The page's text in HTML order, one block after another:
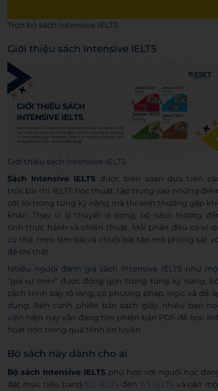
Trọn bộ sách Intensive IELTS
Giới thiệu sách Intensive IELTS
Giới thiệu sách Intensive IELTS
Sách Intensive IELTS được biên soạn dựa trên
trúc bài thi IELTS học thuật, tập trung vào những
cốt lõi trong từng kỹ năng mà thí sinh thường gặp
khăn. Thay vì lý thuyết d dòng, bộ sách hướng
tính thực hành và chiến thuật. Mỗi phần đều có ví
cụ thể, mẹo làm bài và chuỗi bài tập mô phỏng sát
đề thi thật.
Nhiều người đánh giá sách Intensive IELTS như
“gia sư mini” được đóng gọn trong từng kỹ năng,
cách trình bày rõ ràng, có phương pháp, logic và dễ
dụng. Bên cạnh phiên bản sách giấy, nhiều bạn
viên hiện nay vẫn đang tìm phiên bản PDF để học
hoạt hơn trong quá trình ôn luyện.
Bộ sách này dành cho ai
Bộ sách Intensive IELTS phù hợp với người học
đặt mục tiêu band 5.0 IELTS đến 6.5 IELTS và cần